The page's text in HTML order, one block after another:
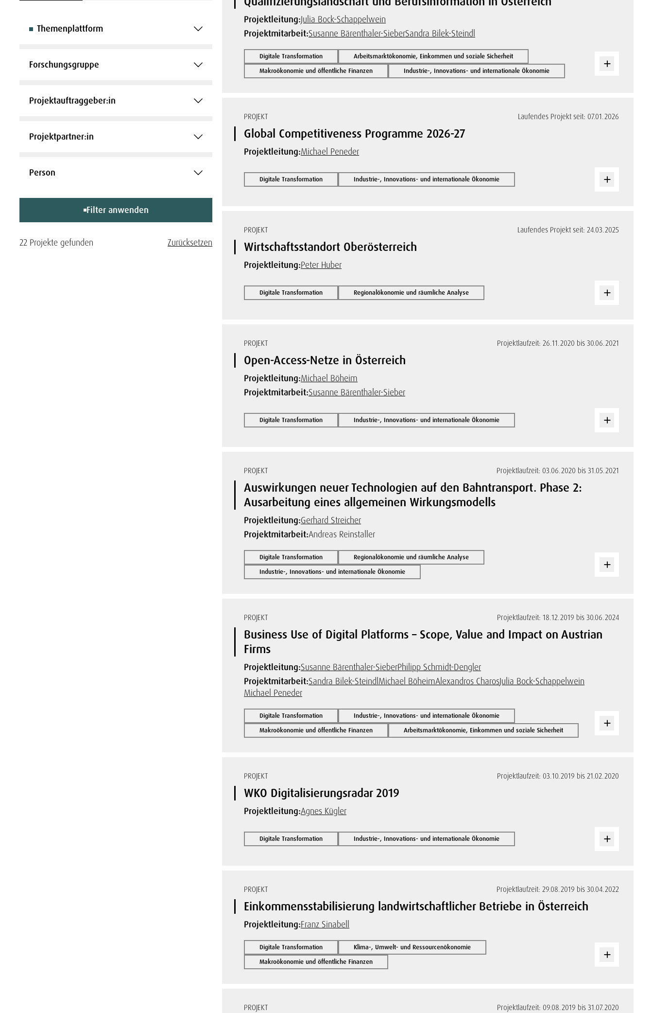
Themenplattform
Forschungsgruppe
Projektauftraggeber:in
Projektpartner:in
Person
Filter anwenden
22 Projekte gefunden Zurücksetzen
Projektleitung:Julia Bock-Schappelwein
Projektmitarbeit:Susanne Bärenthaler-SieberSandra Bilek-Steindl
Digitale Transformation
Arbeitsmarktökonomie, Einkommen und soziale Sicherheit
Makroökonomie und öffentliche Finanzen
Industrie-, Innovations- und internationale Ökonomie
PROJEKT Laufendes Projekt seit: 07.01.2026
Global Competitiveness Programme 2026-27
Projektleitung:Michael Peneder
Digitale Transformation Industrie-, Innovations- und internationale Ökonomie
PROJEKT Laufendes Projekt seit: 24.03.2025
Wirtschaftsstandort Oberösterreich
Projektleitung:Peter Huber
Digitale Transformation Regionalökonomie und räumliche Analyse
PROJEKT Projektlaufzeit: 26.11.2020 bis 30.06.2021
Open-Access-Netze in Österreich
Projektleitung:Michael Böheim
Projektmitarbeit:Susanne Bärenthaler-Sieber
Digitale Transformation Industrie-, Innovations- und internationale Ökonomie
PROJEKT Projektlaufzeit: 03.06.2020 bis 31.05.2021
Auswirkungen neuer Technologien auf den Bahntransport. Phase 2:
Ausarbeitung eines allgemeinen Wirkungsmodells
Projektleitung:Gerhard Streicher
Projektmitarbeit:Andreas Reinstaller
Digitale Transformation
Regionalökonomie und räumliche Analyse
Industrie-, Innovations- und internationale Ökonomie
PROJEKT Projektlaufzeit: 18.12.2019 bis 30.06.2024
Business Use of Digital Platforms – Scope, Value and Impact on Austrian
Firms
Projektleitung:Susanne Bärenthaler-SieberPhilipp Schmidt-Dengler
Projektmitarbeit:Sandra Bilek-Steindl Michael BöheimAlexandros CharosJulia Bock-Schappelwein
Michael Peneder
Digitale Transformation
Industrie-, Innovations- und internationale Ökonomie
Makroökonomie und öffentliche Finanzen
Arbeitsmarktökonomie, Einkommen und soziale Sicherheit
PROJEKT Projektlaufzeit: 03.10.2019 bis 21.02.2020
WKO Digitalisierungsradar 2019
Projektleitung:Agnes Kügler
Digitale Transformation Industrie-, Innovations- und internationale Ökonomie
PROJEKT Projektlaufzeit: 29.08.2019 bis 30.04.2022
Einkommensstabilisierung landwirtschaftlicher Betriebe in Österreich
Projektleitung:Franz Sinabell
Digitale Transformation
Klima-, Umwelt- und Ressourcenökonomie
Makroökonomie und öffentliche Finanzen
PROJEKT Projektlaufzeit: 09.08.2019 bis 31.07.2020